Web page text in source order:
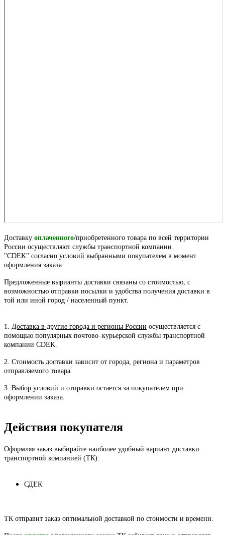
Доставку оплаченного/приобретенного товара по всей территории
России осуществляют службы транспортной компании
"CDEK" согласно условий выбранными покупателем в момент
оформления заказа.
Предложенные вырианты доставки связаны со стоимостью, с
возможностью отправки посылки и удобства получения доставки в
той или иной город / населенный пункт.
1. Доставка в другие города и регионы России осуществляется с
помощью популярных почтово–курьерской службы транспортной
компании CDEK.
2. Стоимость доставки зависит от города, региона и параметров
отправляемого товара.
3. Выбор условий и отправки остается за покупателем при
оформлении заказа.
Действия покупателя
Оформляя заказ выбирайте наиболее удобный вариант доставки
транспортной компанией (ТК):
СДЕК
ТК отправит заказ оптимальной доставкой по стоимости и времени.